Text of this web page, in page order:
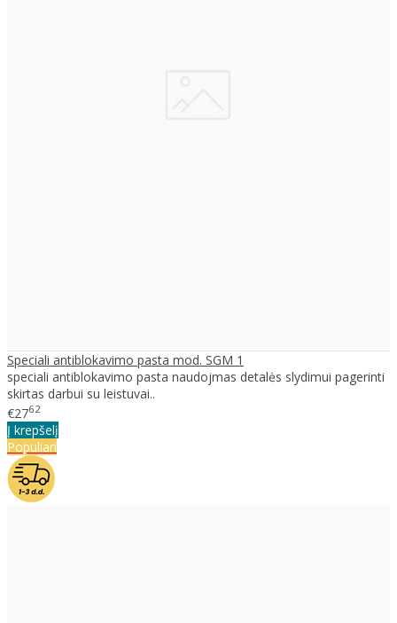
Speciali antiblokavimo pasta mod. SGM 1
speciali antiblokavimo pasta naudojmas detalės slydimui pagerinti
skirtas darbui su leistuvai..
€2762
Į krepšelį
Populiari